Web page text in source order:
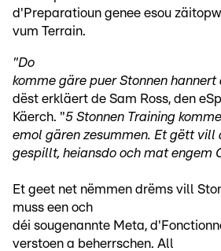
d'Preparatioun genee esou
vum Terrain.
"Do
komme gäre puer Stonnen
dëst erkläert de Sam Ross, den
Käerch. "5 Stonnen Training
emol gären zesummen. Et gëtt vill
gespillt, heiansdo och mat engem
Et geet net nëmmen drëms vill
muss een och
déi sougenannte Meta,
verstoen a beherrschen. All